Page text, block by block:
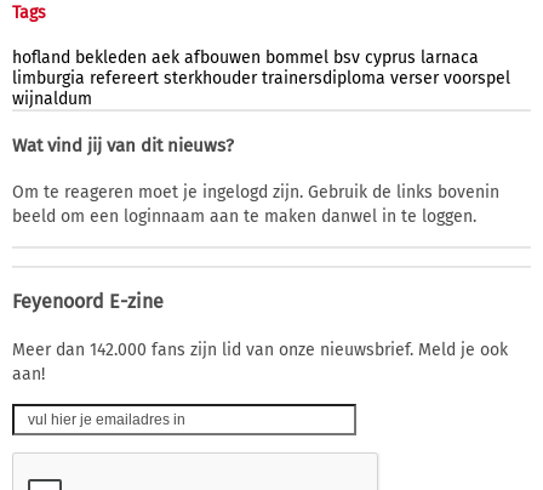
Tags
hofland bekleden aek afbouwen bommel bsv cyprus larnaca
limburgia refereert sterkhouder trainersdiploma verser voorspel
wijnaldum
Wat vind jij van dit nieuws?
Om te reageren moet je ingelogd zijn. Gebruik de links bovenin
beeld om een loginnaam aan te maken danwel in te loggen.
Feyenoord E-zine
Meer dan 142.000 fans zijn lid van onze nieuwsbrief. Meld je ook
aan!